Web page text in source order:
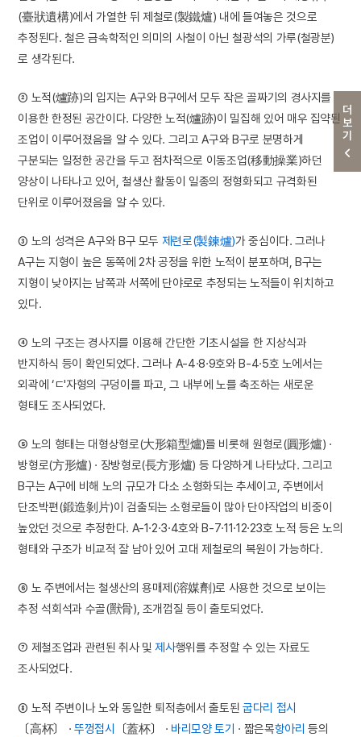
더보기
(臺狀遺構)에서 가열한 뒤 제철로(製鐵爐) 내에 들여놓은 것으로
추정된다. 철은 금속학적인 의미의 사철이 아닌 철광석의 가루(철광분)
로 생각된다.
② 노적(爐跡)의 입지는 A구와 B구에서 모두 작은 골짜기의 경사지를
이용한 한정된 공간이다. 다양한 노적(爐跡)이 밀집해 있어 매우 집약된
조업이 이루어졌음을 알 수 있다. 그리고 A구와 B구로 분명하게
구분되는 일정한 공간을 두고 점차적으로 이동조업(移動操業)하던
양상이 나타나고 있어, 철생산 활동이 일종의 정형화되고 규격화된
단위로 이루어졌음을 알 수 있다.
③ 노의 성격은 A구와 B구 모두 제련로(製鍊爐)가 중심이다. 그러나
A구는 지형이 높은 동쪽에 2차 공정을 위한 노적이 분포하며, B구는
지형이 낮아지는 남쪽과 서쪽에 단야로로 추정되는 노적들이 위치하고
있다.
④ 노의 구조는 경사지를 이용해 간단한 기초시설을 한 지상식과
반지하식 등이 확인되었다. 그러나 A-4·8·9호와 B-4·5호 노에서는
외곽에 ‘ㄷ'자형의 구덩이를 파고, 그 내부에 노를 축조하는 새로운
형태도 조사되었다.
⑤ 노의 형태는 대형상형로(大形箱型爐)를 비롯해 원형로(圓形爐) ·
방형로(方形爐) · 장방형로(長方形爐) 등 다양하게 나타났다. 그리고
B구는 A구에 비해 노의 규모가 다소 소형화되는 추세이고, 주변에서
단조박편(鍛造剝片)이 검출되는 소형로들이 많아 단야작업의 비중이
높았던 것으로 추정한다. A-1·2·3·4호와 B-7·11·12·23호 노적 등은 노의
형태와 구조가 비교적 잘 남아 있어 고대 제철로의 복원이 가능하다.
⑥ 노 주변에서는 철생산의 용매제(溶媒劑)로 사용한 것으로 보이는
추정 석회석과 수골(獸骨), 조개껍질 등이 출토되었다.
⑦ 제철조업과 관련된 취사 및제사행위를 추정할 수 있는 자료도
조사되었다.
⑧ 노적 주변이나 노와 동일한 퇴적층에서 출토된 굽다리 접시
〔高杯〕 · 뚜껑접시 〔蓋杯〕 · 바리모양 토기 · 짧은목항아리 등의